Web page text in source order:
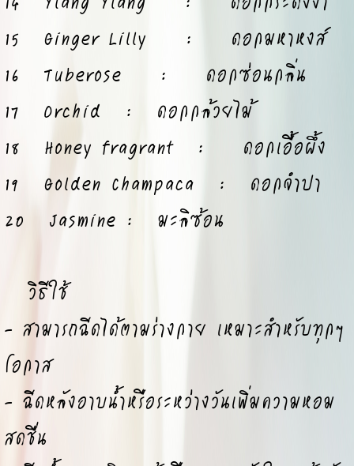
15 Ginger Lilly : ดอกมหาหงส์
16 Tuberose : ดอกซ่อนกลิ่น
17 Orchid : ดอกกล้วยไม้
18 Honey fragrant : ดอกเอื้อผึ้ง
19 Golden Champaca : ดอกจำปา
20 Jasmine : มะลิซ้อน
วิธีใช้
- สามารถฉีดได้ตามร่างกาย เหมาะสำหรับทุกๆ
โอกาส
- ฉีดหลังอาบน้ำหรือระหว่างวันเพิ่มความหอม
สดชื่น